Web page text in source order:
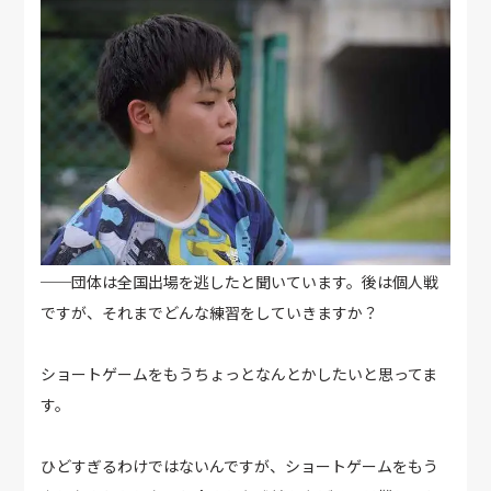
──団体は全国出場を逃したと聞いています。後は個人戦
ですが、それまでどんな練習をしていきますか？
ショートゲームをもうちょっとなんとかしたいと思ってま
す。
ひどすぎるわけではないんですが、ショートゲームをもう